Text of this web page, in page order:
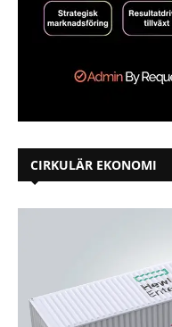
CIRKULÄR EKONOMI